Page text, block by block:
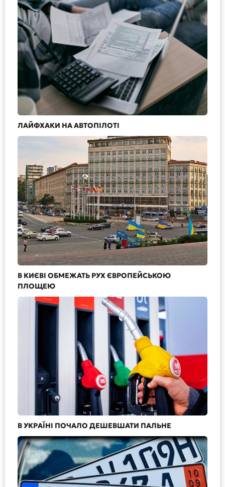
ЛАЙФХАКИ НА АВТОПІЛОТІ
В КИЄВІ ОБМЕЖАТЬ РУХ ЄВРОПЕЙСЬКОЮ
ПЛОЩЕЮ
В УКРАЇНІ ПОЧАЛО ДЕШЕВШАТИ ПАЛЬНЕ